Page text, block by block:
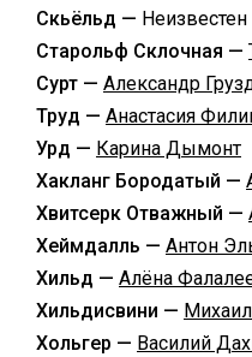
Скьёльд — Неизвестен
Старольф Склочная —
Сурт — Александр
Труд — Анастасия
Урд — Карина Дымонт
Хакланг Бородатый —
Хвитсерк Отважный —
Хеймдалль — Антон
Хильд — Алёна
Хильдисвини —
Хольгер — Василий